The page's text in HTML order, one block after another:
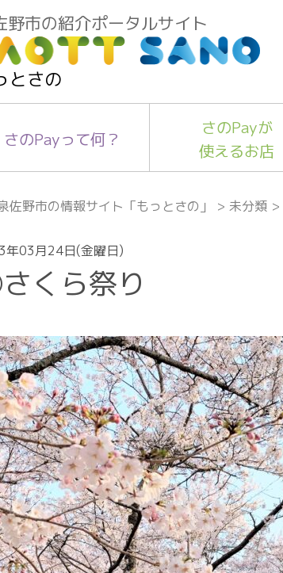
野市の紹介ポータルサイト
とさの
さのPayって何？
さのPayが
使えるお店
佐野市の情報サイト「もっとさの」 > 未分類 >
年03月24日(金曜日)
くら祭り